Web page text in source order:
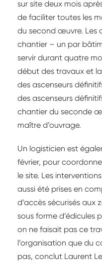
sur site deux mois
de faciliter toutes les
du second œuvre. Les
chantier – un par
servir durant quatre
début des travaux et
des ascenseurs
des ascenseurs
chantier du seconde
maître d’ouvrage.
Un logisticien est
février, pour
le site. Les
aussi été prises en
d’accès sécurisés aux
sous forme d’édicules
on ne faisait pas ce
l’organisation que du
pas, conclut Laurent